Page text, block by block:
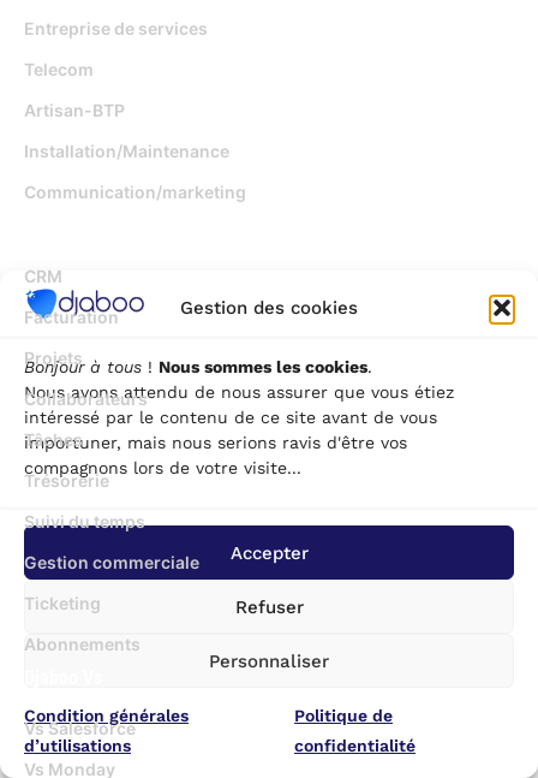
Gestion des cookies
Bonjour à tous ! Nous sommes les cookies.
Nous avons attendu de nous assurer que vous étiez
intéressé par le contenu de ce site avant de vous
importuner, mais nous serions ravis d'être vos
compagnons lors de votre visite...
Accepter
Refuser
Personnaliser
Condition générales
d’utilisations
Politique de
confidentialité
Entreprise de services
Telecom
Artisan-BTP
Installation/Maintenance
Communication/marketing
CRM
Facturation
Projets
Collaborateurs
Tâches
Trésorerie
Suivi du temps
Gestion commerciale
Ticketing
Abonnements
Vs Salesforce
Vs Monday